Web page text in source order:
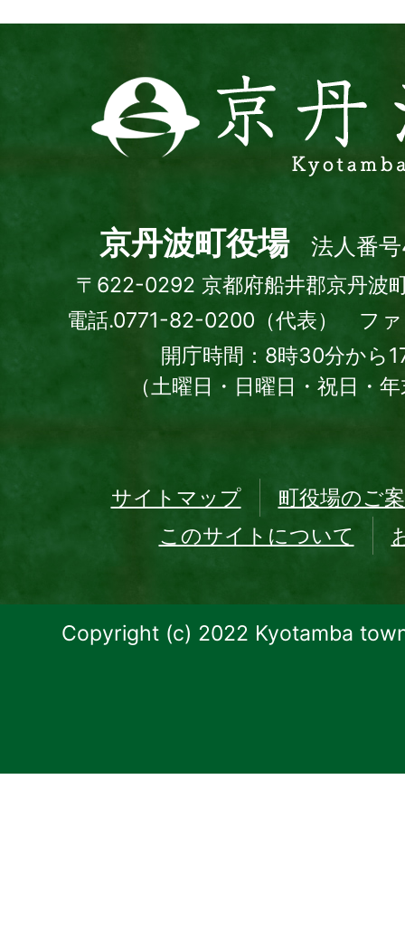
丹
波
town
京丹波町役場 法人番
〒622-0292 京都府船井郡京丹波
電話.0771-82-0200（代表） フ
開庁時間：8時30分から
（土曜日・日曜日・祝日・
サイトマップ
町役場のご
このサイトについて
Copyright (c) 2022 Kyotamba